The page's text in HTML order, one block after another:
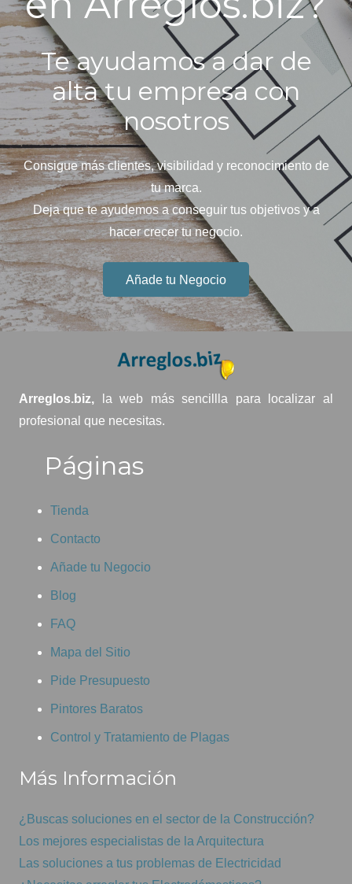
Te ayudamos a dar de
alta tu empresa con
nosotros
Consigue más clientes, visibilidad y reconocimiento de
tu marca.
Deja que te ayudemos a conseguir tus objetivos y a
hacer crecer tu negocio.
Añade tu Negocio
Arreglos.biz,
la web más sencillla para localizar al
profesional que necesitas.
Páginas
Tienda
Contacto
Añade tu Negocio
Blog
FAQ
Mapa del Sitio
Pide Presupuesto
Pintores Baratos
Control y Tratamiento de Plagas
Más Información
¿Buscas soluciones en el sector de la Construcción?
Los mejores especialistas de la Arquitectura
Las soluciones a tus problemas de Electricidad